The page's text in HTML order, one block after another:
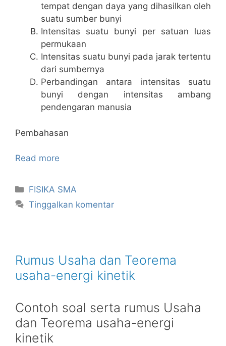
tempat dengan daya yang dihasilkan oleh
suatu sumber bunyi
Intensitas suatu bunyi per satuan luas
permukaan
Intensitas suatu bunyi pada jarak tertentu
dari sumbernya
Perbandingan antara intensitas suatu
bunyi dengan intensitas ambang
pendengaran manusia
Pembahasan
Read more
Kategori
FISIKA SMA
Tinggalkan komentar
Rumus Usaha dan Teorema
usaha-energi kinetik
Contoh soal serta rumus Usaha
dan Teorema usaha-energi
kinetik